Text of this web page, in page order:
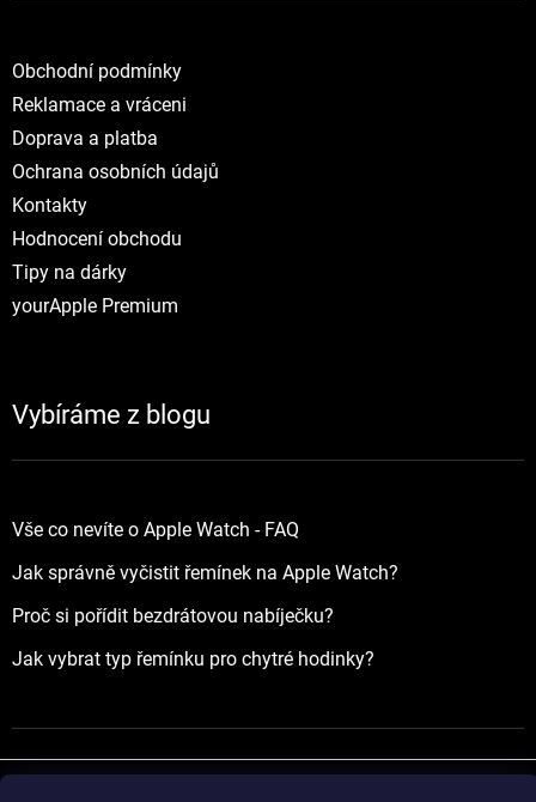
Obchodní podmínky
Reklamace a vráceni
Doprava a platba
Ochrana osobních údajů
Kontakty
Hodnocení obchodu
Tipy na dárky
yourApple Premium
Vybíráme z blogu
Vše co nevíte o Apple Watch - FAQ
Jak správně vyčistit řemínek na Apple Watch?
Proč si pořídit bezdrátovou nabíječku?
Jak vybrat typ řemínku pro chytré hodinky?